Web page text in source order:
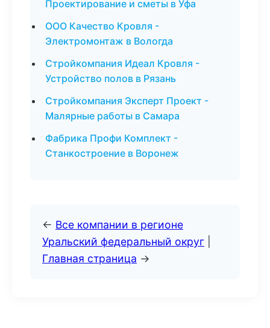
Проектирование и сметы в Уфа
ООО Качество Кровля -
Электромонтаж в Вологда
Стройкомпания Идеал Кровля -
Устройство полов в Рязань
Стройкомпания Эксперт Проект -
Малярные работы в Самара
Фабрика Профи Комплект -
Станкостроение в Воронеж
← Все компании в регионе
Уральский федеральный округ
Главная страница →